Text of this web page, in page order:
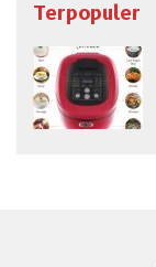
Terpopuler